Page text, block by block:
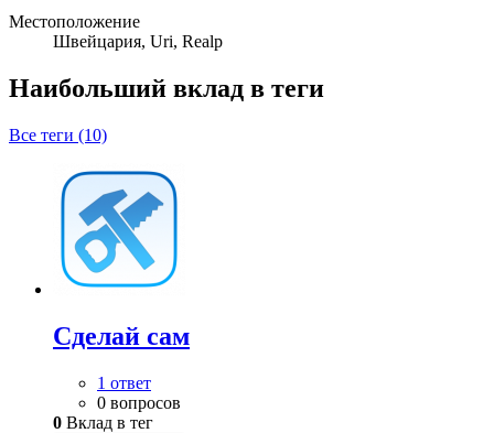
Местоположение
Швейцария, Uri, Realp
Наибольший вклад в теги
Все теги (10)
Сделай сам
1 ответ
0 вопросов
0 Вклад в тег